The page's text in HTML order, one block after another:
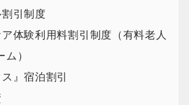
引制度
体験利用料割引制度（有料老人
）
』宿泊割引